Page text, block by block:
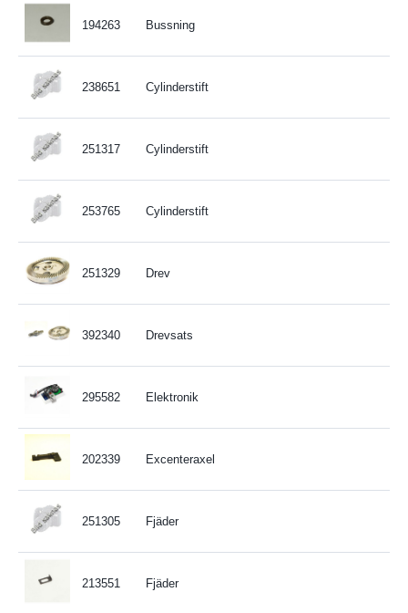
194263 Bussning
238651 Cylinderstift
251317 Cylinderstift
253765 Cylinderstift
251329 Drev
392340 Drevsats
295582 Elektronik
202339 Excenteraxel
251305 Fjäder
213551 Fjäder